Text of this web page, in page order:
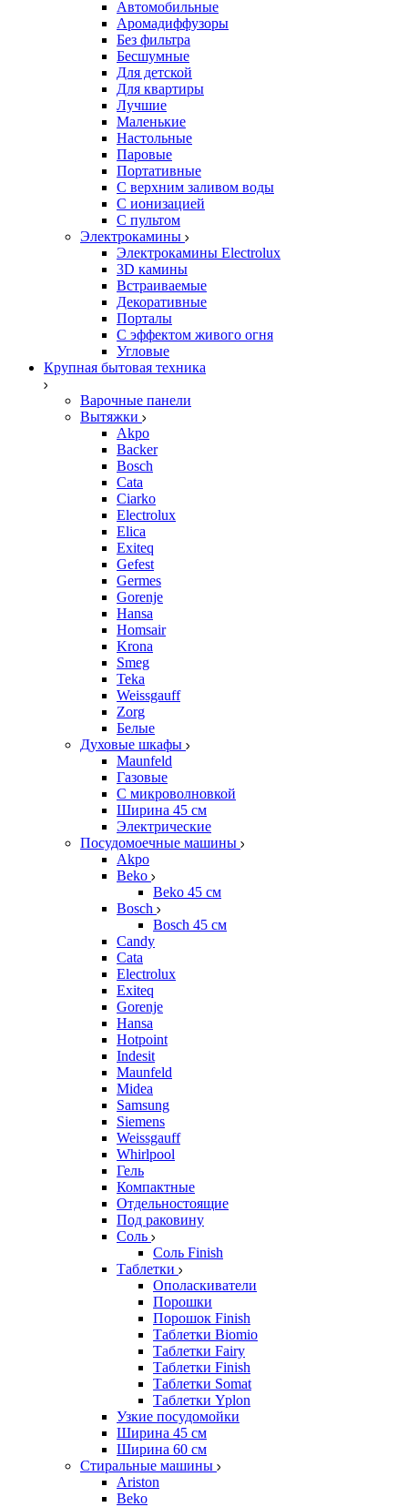
Автомобильные
Аромадиффузоры
Без фильтра
Бесшумные
Для детской
Для квартиры
Лучшие
Маленькие
Настольные
Паровые
Портативные
С верхним заливом воды
С ионизацией
С пультом
Электрокамины
Электрокамины Electrolux
3D камины
Встраиваемые
Декоративные
Порталы
С эффектом живого огня
Угловые
Крупная бытовая техника
Варочные панели
Вытяжки
Akpo
Backer
Bosch
Cata
Ciarko
Electrolux
Elica
Exiteq
Gefest
Germes
Gorenje
Hansa
Homsair
Krona
Smeg
Teka
Weissgauff
Zorg
Белые
Духовые шкафы
Maunfeld
Газовые
С микроволновкой
Ширина 45 см
Электрические
Посудомоечные машины
Akpo
Beko
Beko 45 см
Bosch
Bosch 45 см
Candy
Cata
Electrolux
Exiteq
Gorenje
Hansa
Hotpoint
Indesit
Maunfeld
Midea
Samsung
Siemens
Weissgauff
Whirlpool
Гель
Компактные
Отдельностоящие
Под раковину
Соль
Соль Finish
Таблетки
Ополаскиватели
Порошки
Порошок Finish
Таблетки Biomio
Таблетки Fairy
Таблетки Finish
Таблетки Somat
Таблетки Yplon
Узкие посудомойки
Ширина 45 см
Ширина 60 см
Стиральные машины
Ariston
Beko